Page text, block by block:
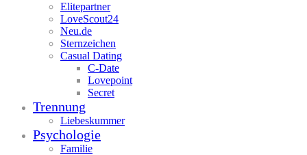
Elitepartner
LoveScout24
Neu.de
Sternzeichen
Casual Dating
C-Date
Lovepoint
Secret
Trennung
Liebeskummer
Psychologie
Familie